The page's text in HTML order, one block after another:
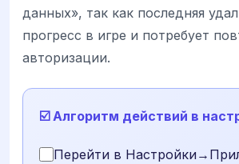
данных», так как последняя
прогресс в игре и потребует
авторизации.
☑️ Алгоритм действий в
Перейти в